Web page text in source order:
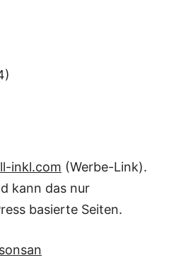
inkl.com (Werbe-Link).
kann das nur
basierte Seiten.